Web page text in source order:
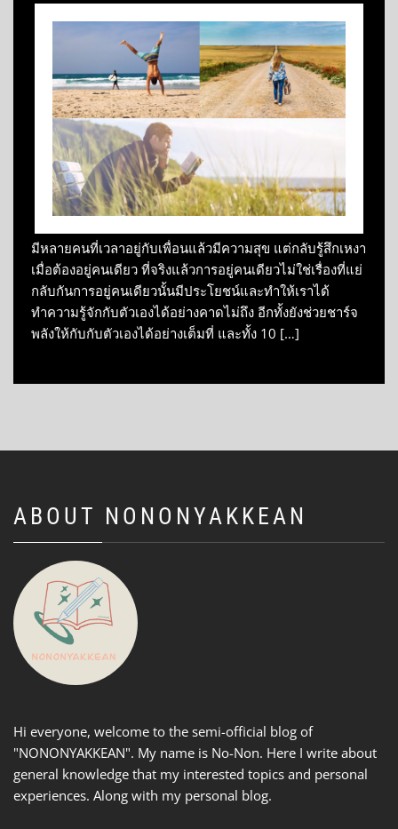
มีหลายคนที่เวลาอยู่กับเพื่อนแล้วมีความสุข แต่กลับรู้สึกเหงา
เมื่อต้องอยู่คนเดียว ที่จริงแล้วการอยู่คนเดียวไม่ใช่เรื่องที่แย่
กลับกันการอยู่คนเดียวนั้นมีประโยชน์และทำให้เราได้
ทำความรู้จักกับตัวเองได้อย่างคาดไม่ถึง อีกทั้งยังช่วยชาร์จ
พลังให้กับกับตัวเองได้อย่างเต็มที่ และทั้ง 10 […]
ABOUT NONONYAKKEAN
Hi everyone, welcome to the semi-official blog of
"NONONYAKKEAN". My name is No-Non. Here I write about
general knowledge that my interested topics and personal
experiences. Along with my personal blog.